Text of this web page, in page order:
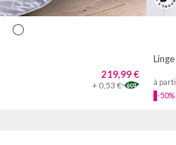
219,99 €
+ 0,53 €
à
-